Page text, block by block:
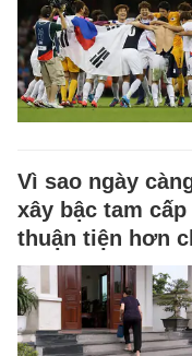
Vì sao ngày
xây bậc tam
thuận tiện hơn